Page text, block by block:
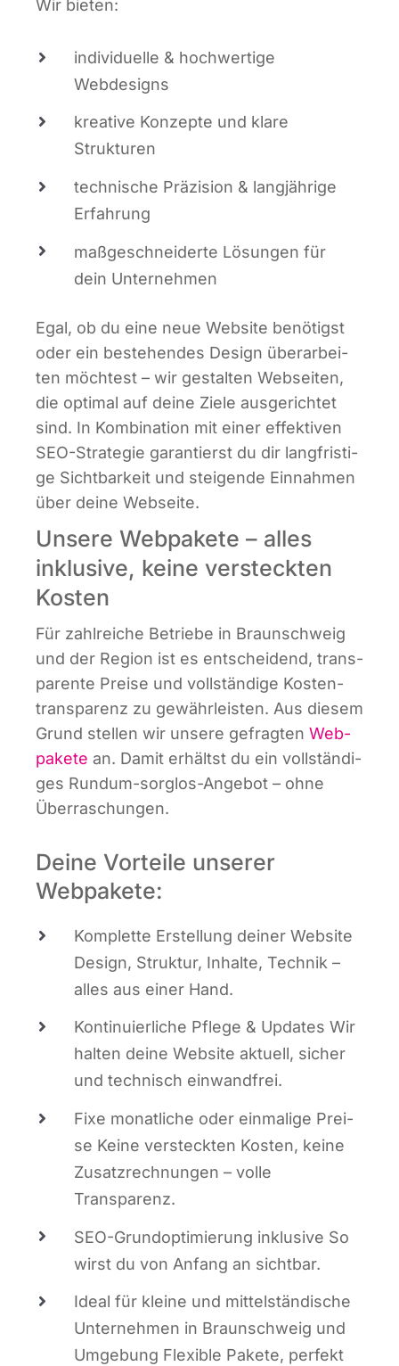
Wir bie­ten:
indi­vi­du­el­le & hoch­wer­ti­ge
Webdesigns
krea­ti­ve Kon­zep­te und kla­re
Strukturen
tech­ni­sche Prä­zi­si­on & lang­jäh­ri­ge
Erfahrung
maß­ge­schnei­der­te Lösun­gen für
dein Unternehmen
Egal, ob du eine neue Web­site benö­tigst
oder ein bestehen­des Design über­ar­bei­
ten möch­test – wir gestal­ten Web­sei­ten,
die opti­mal auf dei­ne Zie­le aus­ge­rich­tet
sind. In Kom­bi­na­ti­on mit einer effek­ti­ven
SEO-Stra­te­gie garan­tierst du dir lang­fris­ti­
ge Sicht­bar­keit und stei­gen­de Ein­nah­men
über dei­ne Webseite.
Unsere Webpakete – alles
inklusive, keine versteckten
Kosten
Für zahl­rei­che Betrie­be in Braun­schweig
und der Regi­on ist es ent­schei­dend, trans­
pa­ren­te Prei­se und voll­stän­di­ge Kos­ten­
trans­pa­renz zu gewähr­leis­ten. Aus die­sem
Grund stel­len wir unse­re gefrag­ten Web­
pa­ke­te an. Damit erhältst du ein voll­stän­di­
ges Rund­um-sorg­los-Ange­bot – ohne
Überraschungen.
Deine Vorteile unserer
Webpakete:
Kom­plet­te Erstel­lung dei­ner Web­site
Design, Struk­tur, Inhal­te, Tech­nik –
alles aus einer Hand.
Kon­ti­nu­ier­li­che Pfle­ge & Updates Wir
hal­ten dei­ne Web­site aktu­ell, sicher
und tech­nisch einwandfrei.
Fixe monat­li­che oder ein­ma­li­ge Prei­
se Kei­ne ver­steck­ten Kos­ten, kei­ne
Zusatz­rech­nun­gen – vol­le
Transparenz.
SEO-Grund­op­ti­mie­rung inklu­si­ve So
wirst du von Anfang an sichtbar.
Ide­al für klei­ne und mit­tel­stän­di­sche
Unter­neh­men in Braun­schweig und
Umge­bung Fle­xi­ble Pake­te, per­fekt